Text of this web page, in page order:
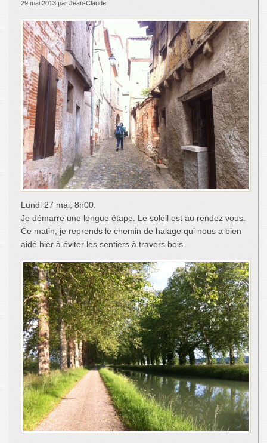
29 mai 2013 par Jean-Claude
Lundi 27 mai, 8h00.
Je démarre une longue étape. Le soleil est au rendez vous.
Ce matin, je reprends le chemin de halage qui nous a bien
aidé hier à éviter les sentiers à travers bois.